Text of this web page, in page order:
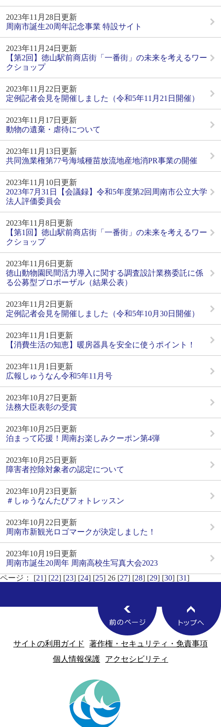
2023年11月28日更新
周南市誕生20周年記念事業 特設サイト
2023年11月24日更新
【第2回】徳山駅前商店街「一番街」の未来を考えるワー
クショップ
2023年11月22日更新
定例記者会見を開催しました（令和5年11月21日開催）
2023年11月17日更新
動物の遺棄・虐待について
2023年11月13日更新
共同漁業権第77号海域種苗放流地産地消PR事業の開催
2023年11月10日更新
2023年7月31日【会議録】令和5年度第2回周南市公立大学
法人評価委員会
2023年11月8日更新
【第1回】徳山駅前商店街「一番街」の未来を考えるワー
クショップ
2023年11月6日更新
徳山動物園民間活力導入に関する調査設計業務委託に係
る公募型プロポーザル（結果公表）
2023年11月2日更新
定例記者会見を開催しました（令和5年10月30日開催）
2023年11月1日更新
【消費生活の知恵】暖房器具を安全に使うポイント！
2023年11月1日更新
広報しゅうなん令和5年11月号
2023年10月27日更新
法務大臣表彰の受賞
2023年10月25日更新
泊まって応援！周南お楽しみクーポン第4弾
2023年10月25日更新
障害者控除対象者の認定について
2023年10月23日更新
＃しゅうなんたびフォトレッスン
2023年10月22日更新
周南市新観光ロゴマークが決定しました！
2023年10月19日更新
周南市誕生20周年 周南高校生写真大会2023
ページ： [21] [22] [23] [24] [25] 26 [27] [28] [29] [30] [31]
サイトの利用ガイド
著作権・セキュリティ・免責事項
個人情報保護
アクセシビリティ